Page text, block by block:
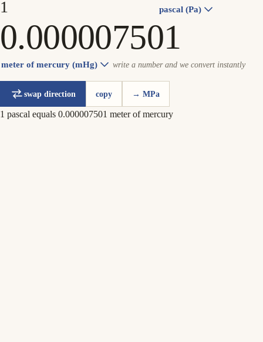
pascal (Pa)
meter of mercury (mHg) write a number and we convert instantly
swap direction copy → MPa
1 pascal equals 0.000007501 meter of mercury